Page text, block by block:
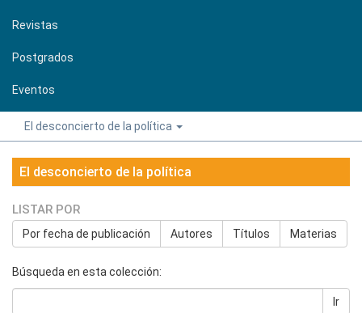
Revistas
Postgrados
Eventos
El desconcierto de la política
El desconcierto de la política
LISTAR POR
Por fecha de publicación Autores Títulos Materias
Búsqueda en esta colección:
Ir